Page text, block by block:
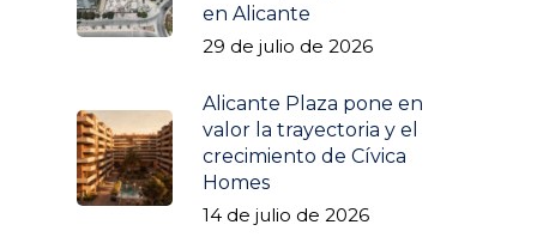
en Alicante
29 de julio de 2026
Alicante Plaza pone en
valor la trayectoria y el
crecimiento de Cívica
Homes
14 de julio de 2026Promociones